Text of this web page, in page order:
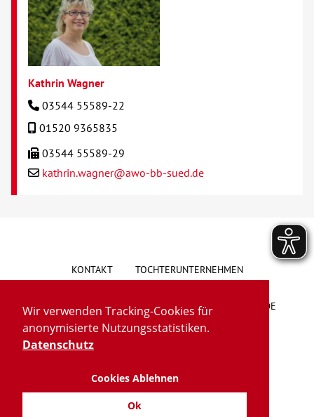
Wir verwenden Tracking-Cookies für
anonymisierte Nutzungsstatistiken.
Datenschutz
Cookies Ablehnen
Ok
Kathrin Wagner
03544 55589-22
01520 9365835
03544 55589-29
kathrin.wagner@awo-bb-sued.de
KONTAKT TOCHTERUNTERNEHMEN
HINWEISGEBERSYSTEM VORSCHLAG/BESCHWERDE
LIEFERKETTENGESETZ
IMPRESSUM DATENSCHUTZ